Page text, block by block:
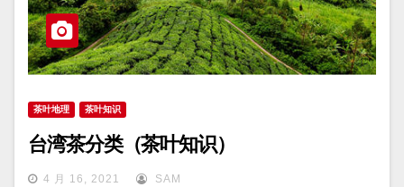
茶叶地理 茶叶知识
台湾茶分类（茶叶知识）
4 月 16, 2021 SAM